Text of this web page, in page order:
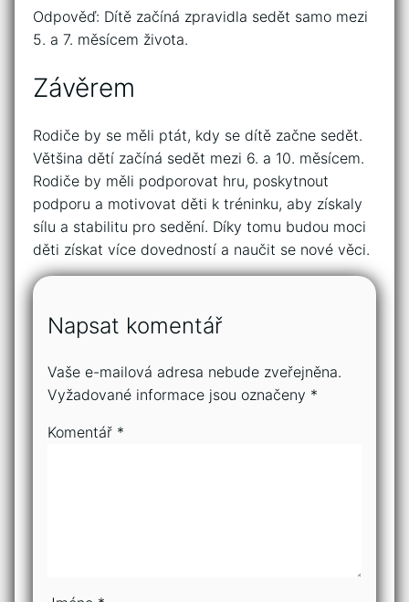
Odpověď: Dítě začíná zpravidla sedět samo mezi
5. a 7. měsícem života.
Závěrem
Rodiče by se měli ptát, kdy se dítě začne sedět.
Většina dětí začíná sedět mezi 6. a 10. měsícem.
Rodiče by měli podporovat hru, poskytnout
podporu a motivovat děti k tréninku, aby získaly
sílu a stabilitu pro sedění. Díky tomu budou moci
děti získat více dovedností a naučit se nové věci.
Napsat komentář
Vaše e-mailová adresa nebude zveřejněna.
Vyžadované informace jsou označeny *
Komentář *